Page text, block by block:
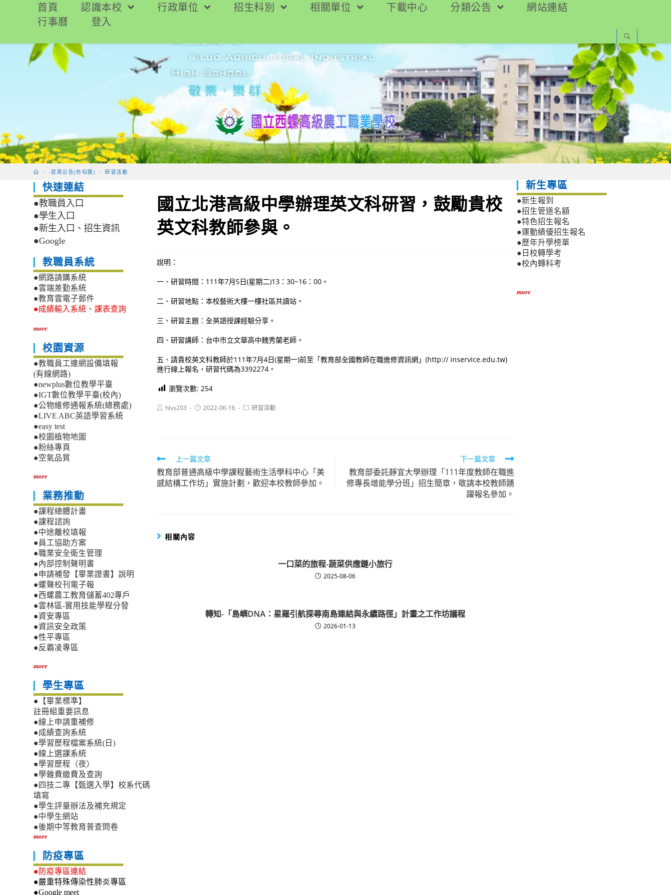
要
首頁 認識本校 行政單位 招生科別 相關單位 下載中心 分類公告
網站連結
行事曆
登入
> -首頁公告(勿勾選) > 研習活動
國立北港高級中學辦理英文科研習，鼓勵貴校
英文科教師參與。
說明：
一、研習時間：111年7月5日(星期二)13：30~16：00。
二、研習地點：本校藝術大樓一樓社區共讀站。
三、研習主題：全英語授課經驗分享。
四、研習講師：台中市立文華高中魏秀蘭老師。
五、請貴校英文科教師於111年7月4日(星期一)前至「教育部全國教師在職進修資訊網」(http:// inservice.edu.tw)
進行線上報名，研習代碼為3392274。
瀏覽次數: 254
Posthlvs203
Post2022-06-16
Post研習活動
Read
more
articles
上一篇文章
教育部普通高級中學課程藝術生活學科中心「美
感結構工作坊」實施計劃，歡迎本校教師參加。
下一篇文章
教育部委託靜宜大學辦理「111年度教師在職進
修專長增能學分班」招生簡章，敬請本校教師踴
躍報名參加。
相關內容
一口菜的旅程-蔬菜供應鏈小旅行
2025-08-06
轉知-「島嶼DNA：星羅引航探尋南島連結與永續路徑」計畫之工作坊議程
2026-01-13
快速連結
●教職員入口
●學生入口
●新生入口、招生資訊
●Google
教職員系統
●網路請購系統
●雲端差勤系統
●教育雲電子郵件
●成績輸入系統、課表查詢
more
校園資源
●教職員工連網設備填報
(有線網路)
●newplus數位教學平臺
●IGT數位教學平臺(校內)
●公物維修通報系統(總務處)
●LIVE ABC英語學習系統
●easy test
●校園植物地圖
●粉絲專頁
●空氣品質
more
業務推動
●課程總體計畫
●課程諮詢
●中途離校填報
●員工協助方案
●職業安全衛生管理
●內部控制聲明書
●申請補發【畢業證書】說明
●螺聲校刊電子報
●西螺農工教育儲蓄402專戶
●雲林區-實用技能學程分發
●資安專區
●資訊安全政策
●性平專區
●反霸凌專區
more
學生專區
●【畢業標準】
註冊組重要訊息
●線上申請重補修
●成績查詢系統
●學習歷程檔案系統(日)
●線上選課系統
●學習歷程（夜）
●學雜費繳費及查詢
●四技二專【甄選入學】校系代碼
填寫
●學生評量辦法及補充規定
●中學生網站
●後期中等教育普查問卷
more
防疫專區
●防疫專區連結
●嚴重特殊傳染性肺炎專區
●Google meet
新生專區
●新生報到
●招生管道名額
●特色招生報名
●運動績優招生報名
●歷年升學榜單
●日校轉學考
●校內轉科考
more